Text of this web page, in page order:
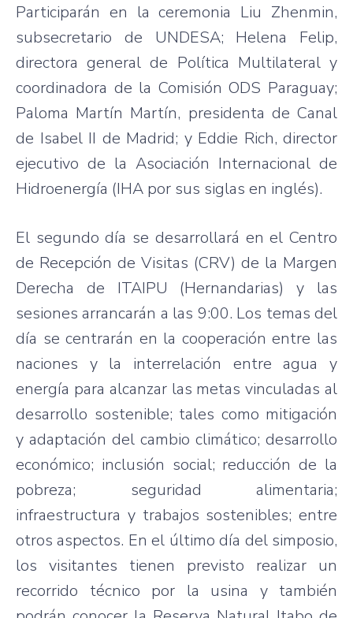
Participarán en la ceremonia Liu Zhenmin,
subsecretario de UNDESA; Helena Felip,
directora general de Política Multilateral y
coordinadora de la Comisión ODS Paraguay;
Paloma Martín Martín, presidenta de Canal
de Isabel II de Madrid; y Eddie Rich, director
ejecutivo de la Asociación Internacional de
Hidroenergía (IHA por sus siglas en inglés).
El segundo día se desarrollará en el Centro
de Recepción de Visitas (CRV) de la Margen
Derecha de ITAIPU (Hernandarias) y las
sesiones arrancarán a las 9:00. Los temas del
día se centrarán en la cooperación entre las
naciones y la interrelación entre agua y
energía para alcanzar las metas vinculadas al
desarrollo sostenible; tales como mitigación
y adaptación del cambio climático; desarrollo
económico; inclusión social; reducción de la
pobreza; seguridad alimentaria;
infraestructura y trabajos sostenibles; entre
otros aspectos. En el último día del simposio,
los visitantes tienen previsto realizar un
recorrido técnico por la usina y también